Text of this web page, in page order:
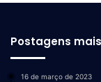
Postagens
16 de março de 2023